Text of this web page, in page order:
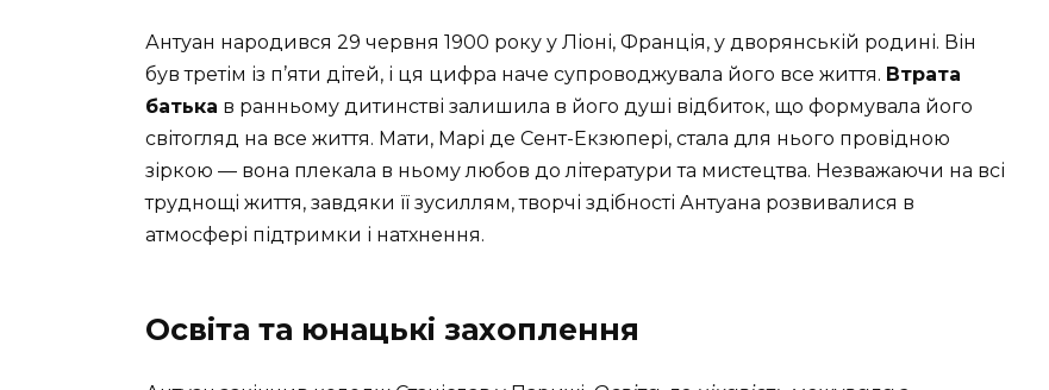
Антуан народився 29 червня 1900 року у Ліоні, Франція, у дворянській родині. Він
був третім із п’яти дітей, і ця цифра наче супроводжувала його все життя. Втрата
батька в ранньому дитинстві залишила в його душі відбиток, що формувала його
світогляд на все життя. Мати, Марі де Сент-Екзюпері, стала для нього провідною
зіркою — вона плекала в ньому любов до літератури та мистецтва. Незважаючи на всі
труднощі життя, завдяки її зусиллям, творчі здібності Антуана розвивалися в
атмосфері підтримки і натхнення.
Освіта та юнацькі захоплення